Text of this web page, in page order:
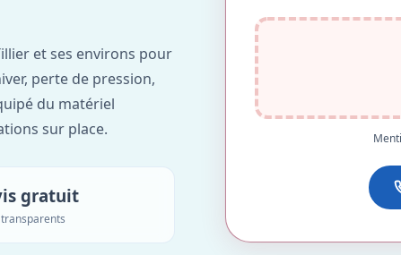
et ses environs pour
perte de pression,
du matériel
sur place.
gratuit